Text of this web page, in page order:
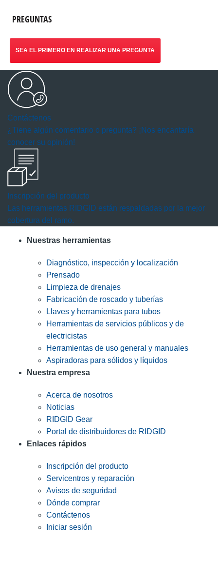
PREGUNTAS
SEA EL PRIMERO EN REALIZAR UNA PREGUNTA
Contáctenos
¿Tiene algún comentario o pregunta? ¡Nos encantaría
conocer su opinión!
Inscripción del producto
Las herramientas RIDGID están respaldadas por la mejor
cobertura del ramo.
Nuestras herramientas
Diagnóstico, inspección y localización
Prensado
Limpieza de drenajes
Fabricación de roscado y tuberías
Llaves y herramientas para tubos
Herramientas de servicios públicos y de
electricistas
Herramientas de uso general y manuales
Aspiradoras para sólidos y líquidos
Nuestra empresa
Acerca de nosotros
Noticias
RIDGID Gear
Portal de distribuidores de RIDGID
Enlaces rápidos
Inscripción del producto
Servicentros y reparación
Avisos de seguridad
Dónde comprar
Contáctenos
Iniciar sesión